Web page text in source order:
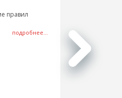
правил
подробнее...